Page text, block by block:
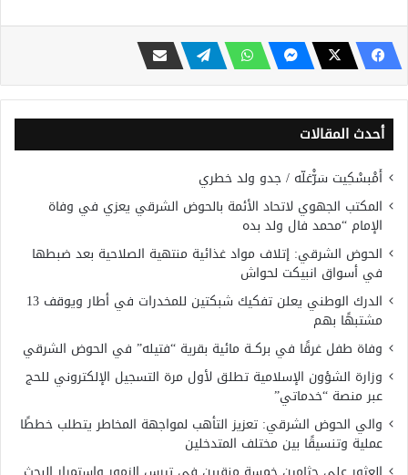
أحدث المقالات
أَمْبسْكِيت سَرّْغلّه / جدو ولد خطري
المكتب الجهوي لاتحاد الأئمة بالحوض الشرقي يعزي في وفاة
الإمام “محمد فال ولد بده
الحوض الشرقي: إتلاف مواد غذائية منتهية الصلاحية بعد ضبطها
في أسواق انبيكت لحواش
الدرك الوطني يعلن تفكيك شبكتين للمخدرات في أطار ويوقف 13
مشتبهًا بهم
وفاة طفل غرقًا في بركــة مائية بقرية “فتيله” في الحوض الشرقي
وزارة الشؤون الإسلامية تطلق لأول مرة التسجيل الإلكتروني للحج
عبر منصة “خدماتي”
والي الحوض الشرقي: تعزيز التأهب لمواجهة المخاطر يتطلب خططًا
عملية وتنسيقًا بين مختلف المتدخلين